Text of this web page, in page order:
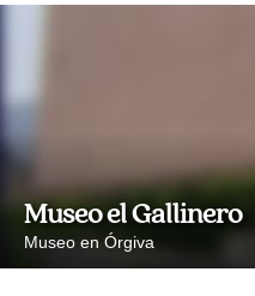
Museo el Gallinero
Museo en Órgiva